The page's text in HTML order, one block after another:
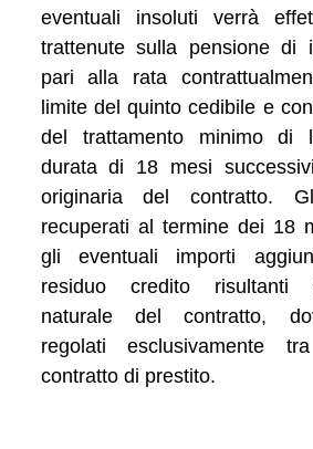
eventuali insoluti verrà
trattenute sulla pensione di
pari alla rata
limite del quinto cedibile e
del trattamento minimo di
durata di 18 mesi
originaria del contratto.
recuperati al termine dei 18
gli eventuali importi
residuo credito risultanti
naturale del contratto,
regolati esclusivamente
contratto di prestito.